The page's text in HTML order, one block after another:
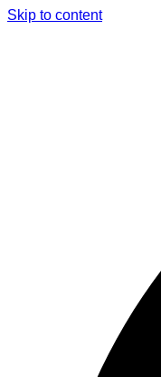
Skip to content